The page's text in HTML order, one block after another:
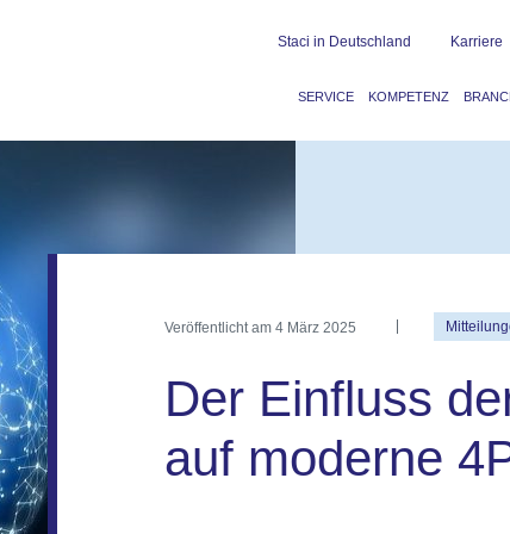
Staci in Deutschland Karriere
SERVICE KOMPETENZ
Veröffentlicht am 4 März 2025
Der Einfluss
auf moderne